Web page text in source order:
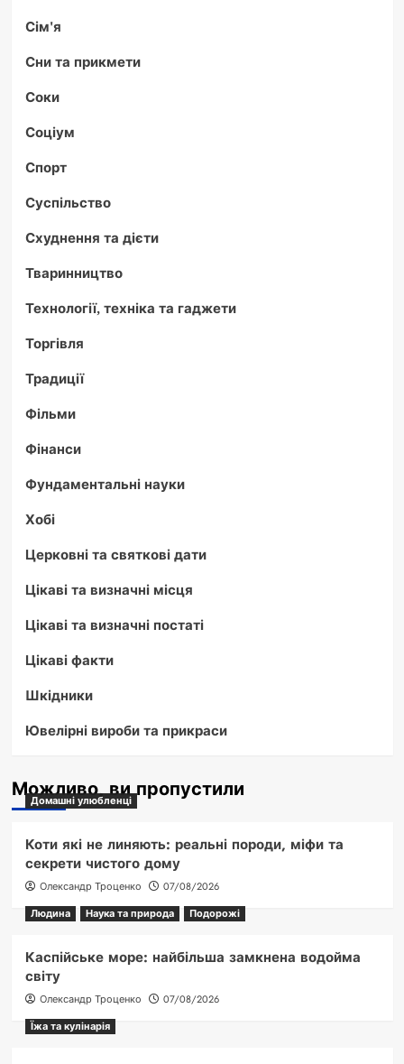
Сім'я
Сни та прикмети
Соки
Соціум
Спорт
Суспільство
Схуднення та дієти
Тваринництво
Технології, техніка та гаджети
Торгівля
Традиції
Фільми
Фінанси
Фундаментальні науки
Хобі
Церковні та святкові дати
Цікаві та визначні місця
Цікаві та визначні постаті
Цікаві факти
Шкідники
Ювелірні вироби та прикраси
Можливо, ви пропустили
Домашні улюбленці
Коти які не линяють: реальні породи, міфи та
секрети чистого дому
Олександр Троценко
07/08/2026
Людина
Наука та природа Подорожі
Каспійське море: найбільша замкнена водойма
світу
Олександр Троценко
07/08/2026
Їжа та кулінарія